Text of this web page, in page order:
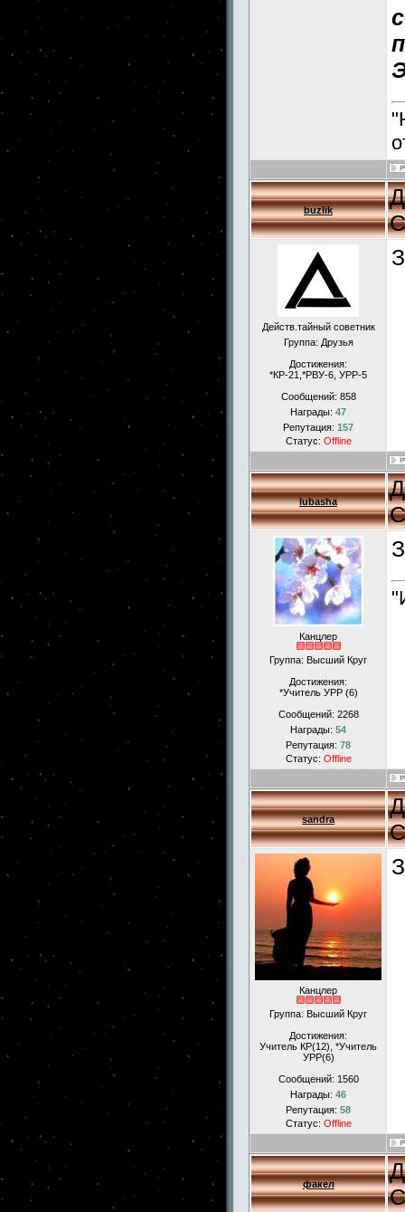
buzlik
Действ.тайный советник
Группа: Друзья
Достижения:
*КР-21,*РВУ-6, УРР-5
Сообщений: 858
Награды: 47
Репутация: 157
Статус: Offline
lubasha
Канцлер
Группа: Высший Круг
Достижения:
*Учитель УРР (6)
Сообщений: 2268
Награды: 54
Репутация: 78
Статус: Offline
sandra
Канцлер
Группа: Высший Круг
Достижения:
Учитель КР(12), *Учитель
УРР(6)
Сообщений: 1560
Награды: 46
Репутация: 58
Статус: Offline
факел